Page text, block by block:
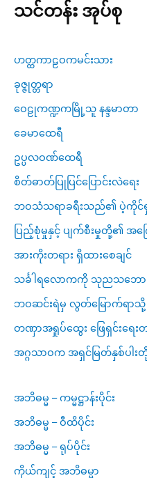
သင်တန်း အုပ်စု
ဟတ္ထကာဠဝကမင်းသား
ခုဇ္ဇုတ္တရာ
ဝေဠုကဏ္ဍကမြို့သူ နန္ဒမာတာ
ခေမာထေရီ
ဥပ္ပလဝဏ်ထေရီ
စိတ်ဓာတ်ပြုပြင်ပြောင်းလဲရေး
ဘဝသံသရာခရီးသည်၏ ပဲ့ကိုင်ရှ
ပြည့်စုံမှုနှင့် ပျက်စီးမှုတို့၏ အက
အားကိုးတရား ရှိထားစေချင်
သင်္ခါရလောကကို သုညသဘော
ဘဝဆင်းရဲမှ လွတ်မြောက်ရာသို့
တဏှာအရှုပ်ထွေး ဖြေရှင်းရေး
အဂ္ဂသာဝက အရှင်မြတ်နှစ်ပါ
အဘိဓမ္မ – ကမ္မဋ္ဌာန်းပိုင်း
အဘိဓမ္မ – ဝီထိပိုင်း
အဘိဓမ္မ – ရုပ်ပိုင်း
ကိုယ်ကျင့် အဘိဓမ္မာ